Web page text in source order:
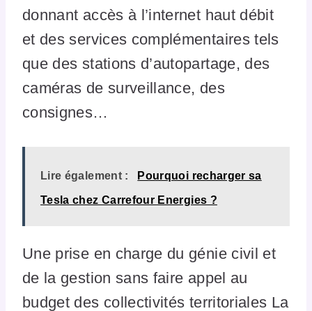
donnant accès à l’internet haut débit
et des services complémentaires tels
que des stations d’autopartage, des
caméras de surveillance, des
consignes…
Lire également : Pourquoi recharger sa
Tesla chez Carrefour Energies ?
Une prise en charge du génie civil et
de la gestion sans faire appel au
budget des collectivités territoriales La